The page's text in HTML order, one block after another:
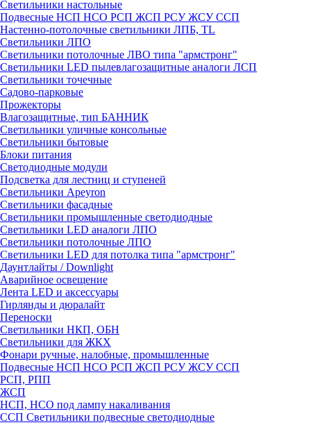
Светильники настольные
Подвесные НСП НСО РСП ЖСП РСУ ЖСУ ССП
Настенно-потолочные светильники ЛПБ, TL
Светильники ЛПО
Светильники потолочные ЛВО типа "армстронг"
Светильники LED пылевлагозащитные аналоги ЛСП
Светильники точечные
Садово-парковые
Прожекторы
Влагозащитные, тип БАННИК
Светильники уличные консольные
Светильники бытовые
Блоки питания
Светодиодные модули
Подсветка для лестниц и ступеней
Светильники Apeyron
Светильники фасадные
Светильники промышленные светодиодные
Светильники LED аналоги ЛПО
Светильники потолочные ЛПО
Светильники LED для потолка типа "армстронг"
Даунтлайты / Downlight
Аварийное освещение
Лента LED и аксессуары
Гирлянды и дюралайт
Переноски
Светильники НКП, ОБН
Светильники для ЖКХ
Фонари ручные, налобные, промышленные
Подвесные НСП НСО РСП ЖСП РСУ ЖСУ ССП
РСП, РПП
ЖСП
НСП, НСО под лампу накаливания
ССП Светильники подвесные светодиодные